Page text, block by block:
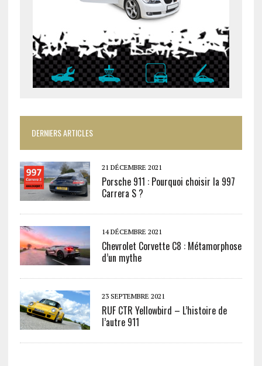
DERNIERS ARTICLES
21 DÉCEMBRE 2021
Porsche 911 : Pourquoi choisir la 997
Carrera S ?
14 DÉCEMBRE 2021
Chevrolet Corvette C8 : Métamorphose
d’un mythe
23 SEPTEMBRE 2021
RUF CTR Yellowbird – L’histoire de
l’autre 911